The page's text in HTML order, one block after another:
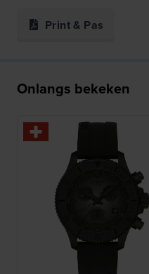
Print & Pas
Onlangs bekeken